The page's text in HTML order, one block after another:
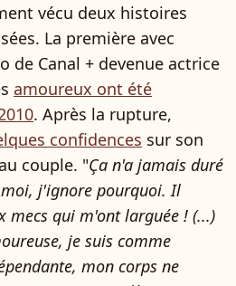
vécu deux histoires
La première avec
de Canal + devenue actrice
amoureux ont été
. Après la rupture,
confidences sur son
couple. "Ça n'a jamais duré
j'ignore pourquoi. Il
mecs qui m'ont larguée ! (...)
je suis comme
mon corps ne